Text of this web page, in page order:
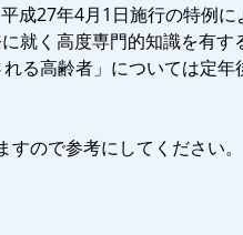
成27年4月1日施行の特例
就く高度専門的知識を有
る高齢者」については定
ので参考にしてください。